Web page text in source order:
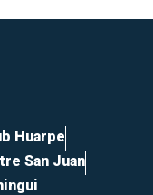
Huarpe
San Juan